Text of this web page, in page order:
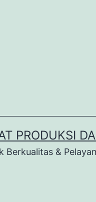
PRODUKSI
Berkualitas &